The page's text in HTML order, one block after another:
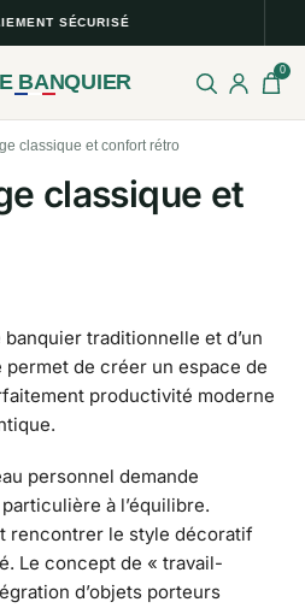
SÉCURISÉ
BANQUIER 0
classique et confort rétro
classique et
banquier traditionnelle et d’un
permet de créer un espace de
productivité moderne
personnel demande
à l’équilibre.
rencontrer le style décoratif
Le concept de « travail-
d’objets porteurs